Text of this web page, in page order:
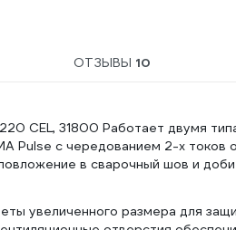
ОТЗЫВЫ 10
CEL, 31800 Работает двумя
Pulse с чередованием 2-х токов
в сварочный шов и
увеличенного размера для